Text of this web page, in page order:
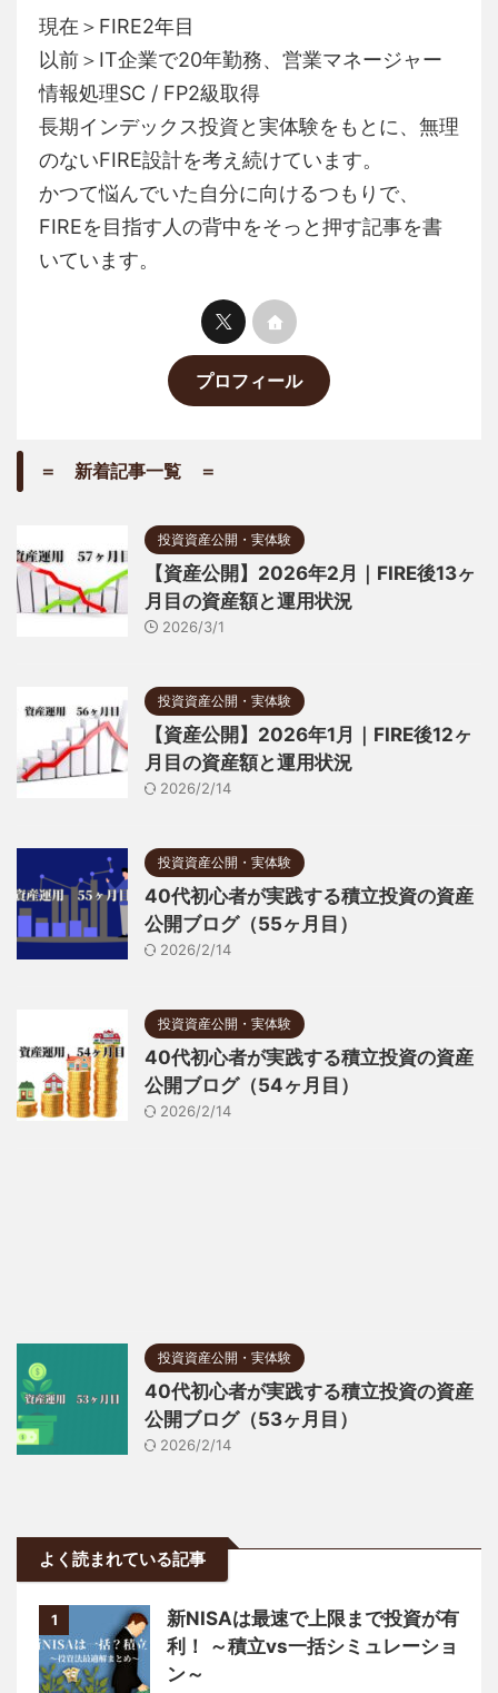
現在＞FIRE2年目
以前＞IT企業で20年勤務、営業マネージャー
情報処理SC / FP2級取得
長期インデックス投資と実体験をもとに、無理
のないFIRE設計を考え続けています。
かつて悩んでいた自分に向けるつもりで、
FIREを目指す人の背中をそっと押す記事を書
いています。
プロフィール
＝ 新着記事一覧 ＝
投資資産公開・実体験
【資産公開】2026年2月｜FIRE後13ヶ
月目の資産額と運用状況
2026/3/1
投資資産公開・実体験
【資産公開】2026年1月｜FIRE後12ヶ
月目の資産額と運用状況
2026/2/14
投資資産公開・実体験
40代初心者が実践する積立投資の資産
公開ブログ（55ヶ月目）
2026/2/14
投資資産公開・実体験
40代初心者が実践する積立投資の資産
公開ブログ（54ヶ月目）
2026/2/14
投資資産公開・実体験
40代初心者が実践する積立投資の資産
公開ブログ（53ヶ月目）
2026/2/14
よく読まれている記事
1
新NISAは最速で上限まで投資が有
利！ ～積立vs一括シミュレーショ
ン～